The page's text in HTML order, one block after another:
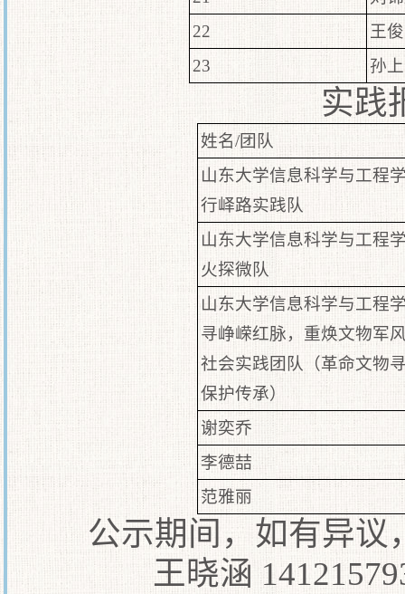
22
王
23
孙上
实践
姓名/团队
山东大学信息科学与工程
行峄路实践队
山东大学信息科学与工程
火探微队
山东大学信息科学与工程
寻峥嵘红脉，重焕文物军
社会实践团队（革命文物
保护传承）
谢奕乔
李德喆
范雅丽
公示期间，如有异议
王晓涵